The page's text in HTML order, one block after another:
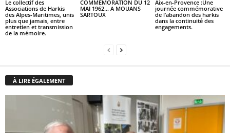
Le collectif des
Associations de Harkis
des Alpes-Maritimes, unis
plus que jamais, entre
entretien et transmission
de la mémoire.
COMMÉMORATION DU 12
MAI 1962… A MOUANS
SARTOUX
Aix-en-Provence :Une
journée commémorative
de l’abandon des harkis
dans la continuité des
engagements.
À LIRE ÉGALEMENT